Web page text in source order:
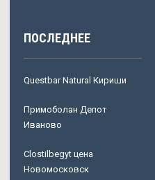
ПОСЛЕДНЕЕ
Questbar Natural Кириши
Примоболан Депот
Иваново
Clostilbegyt цена
Новомосковск